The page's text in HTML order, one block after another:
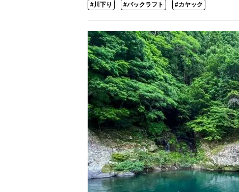
#川下り #パックラフト #カヤック